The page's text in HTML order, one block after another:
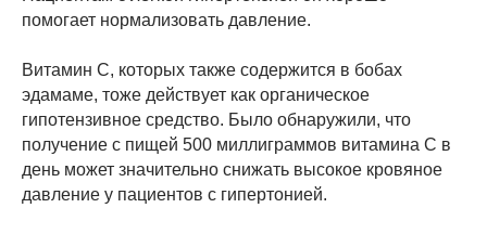
помогает нормализовать давление.
Витамин С, которых также содержится в бобах
эдамаме, тоже действует как органическое
гипотензивное средство. Было обнаружили, что
получение с пищей 500 миллиграммов витамина С в
день может значительно снижать высокое кровяное
давление у пациентов с гипертонией.